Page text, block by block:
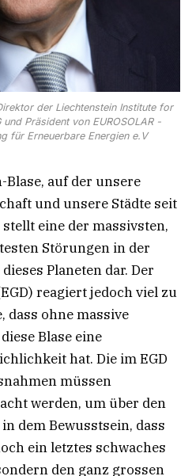
der Liechtenstein Institute for
Präsident von EUROSOLAR -
für Erneuerbare Energien e.V
Blase, auf der unsere
und unsere Städte seit
eine der massivsten,
Störungen in der
Planeten dar. Der
reagiert jedoch viel zu
dass ohne massive
Blase eine
hat. Die im EGD
müssen
werden, um über den
dem Bewusstsein, dass
ein letztes schwaches
den ganz grossen